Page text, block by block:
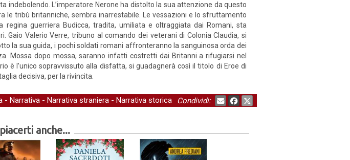
indebolendo. L’imperatore Nerone ha distolto la sua attenzione da questo
le tribù britanniche, sembra inarrestabile. Le vessazioni e lo sfruttamento
guerriera Budicca, tradita, umiliata e oltraggiata dai Romani, sta
Valerio Verre, tribuno al comando dei veterani di Colonia Claudia, si
la sua guida, i pochi soldati romani affronteranno la sanguinosa orda dei
Mossa dopo mossa, saranno infatti costretti dai Britanni a rifugiarsi nel
è l’unico sopravvissuto alla disfatta, si guadagnerà così il titolo di Eroe di
decisiva, per la rivincita.
- Narrativa - Narrativa straniera - Narrativa storica Condividi:
anche...